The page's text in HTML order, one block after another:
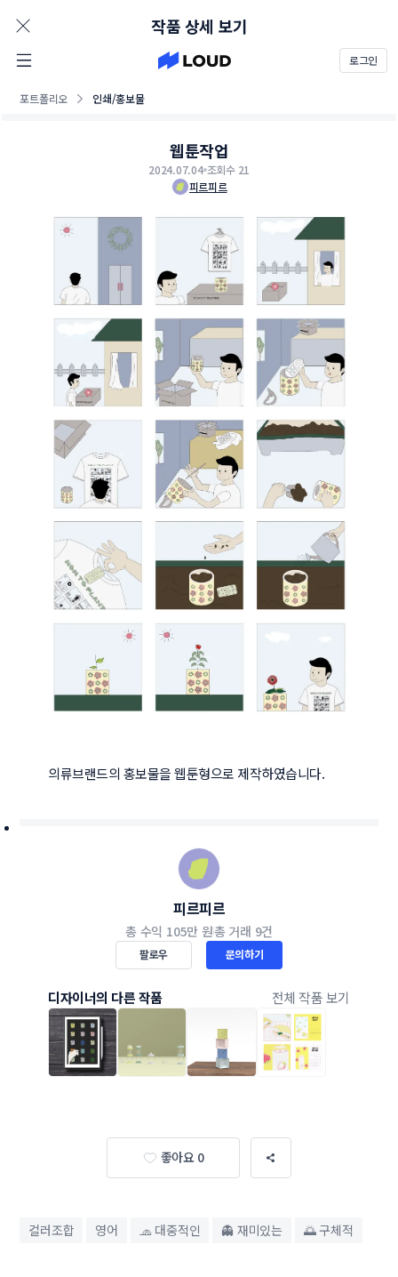
로그인
포트폴리오 인쇄/홍보물
작품 상세 보기
웹툰작업
2024.07.04 조회수 21
피르피르
의류브랜드의 홍보물을 웹툰형으로 제작하였습니다.
피르피르
총 수익 105만 원총 거래 9건
팔로우 문의하기
디자이너의 다른 작품 전체 작품 보기
좋아요 0
컬러조합 영어 🧢 대중적인 👻 재미있는 🌅 구체적